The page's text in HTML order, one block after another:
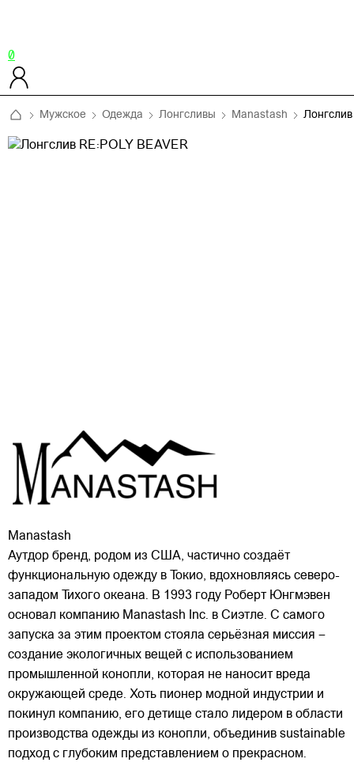
0
Мужское Одежда Лонгсливы Manastash Лонгслив
Manastash
Аутдор бренд, родом из США, частично создаёт
функциональную одежду в Токио, вдохновляясь северо-
западом Тихого океана. В 1993 году Роберт Юнгмэвен
основал компанию Manastash Inc. в Сиэтле. С самого
запуска за этим проектом стояла серьёзная миссия –
создание экологичных вещей с использованием
промышленной конопли, которая не наносит вреда
окружающей среде. Хоть пионер модной индустрии и
покинул компанию, его детище стало лидером в области
производства одежды из конопли, объединив sustainable
подход с глубоким представлением о прекрасном.